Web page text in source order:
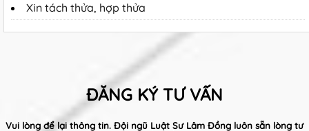
Xin tách thửa, hợp thửa
ĐĂNG KÝ TƯ VẤN
Vui lòng để lại thông tin. Đội ngũ Luật Sư Lâm Đồng luôn sẵn lòng tư